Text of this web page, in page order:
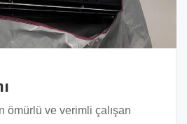
ömürlü ve verimli çalışan